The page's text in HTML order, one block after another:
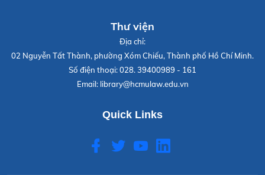
Thư viện
Địa chỉ:
02 Nguyễn Tất Thành, phường Xóm Chiếu, Thành phố Hồ Chí Minh.
Số điện thoại:028. 39400989 - 161
Email: library@hcmulaw.edu.vn
Quick Links